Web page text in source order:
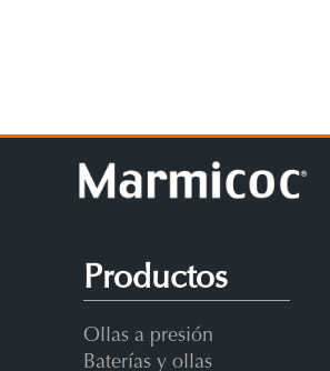
Productos
Ollas a presión
Baterías y ollas